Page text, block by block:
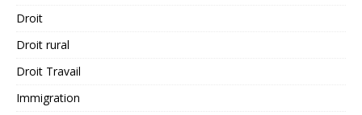
Droit
Droit rural
Droit Travail
Immigration